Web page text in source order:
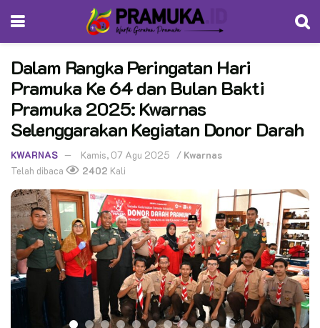
Dalam Rangka Peringatan Hari
Pramuka Ke 64 dan Bulan Bakti
Pramuka 2025: Kwarnas
Selenggarakan Kegiatan Donor Darah
KWARNAS Kamis, 07 Agu 2025 / Kwarnas
Telah dibaca
2402 Kali